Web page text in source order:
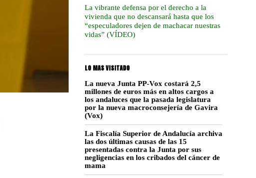
La vibrante defensa por el derecho a la
vivienda que no descansará hasta que los
“especuladores dejen de machacar nuestras
vidas” (VÍDEO)
LO MAS VISITADO
La nueva Junta PP-Vox costará 2,5
millones de euros más en altos cargos a
los andaluces que la pasada legislatura
por la nueva macroconsejería de Gavira
(Vox)
La Fiscalía Superior de Andalucía archiva
las dos últimas causas de las 15
presentadas contra la Junta por sus
negligencias en los cribados del cáncer de
mama